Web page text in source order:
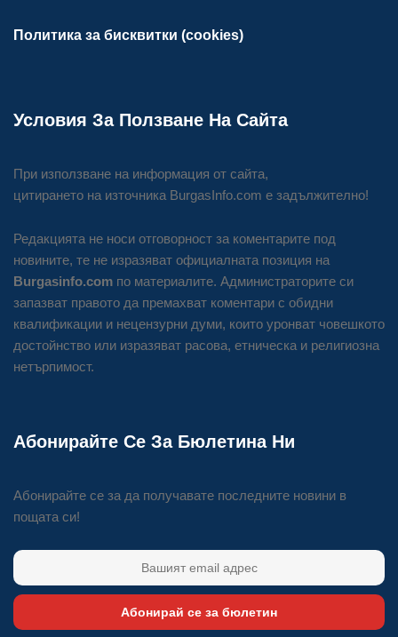
Политика за бисквитки (cookies)
Условия За Ползване На Сайта
При използване на информация от сайта,
цитирането на източника BurgasInfo.com е задължително!
Редакцията не носи отговорност за коментарите под
новините, те не изразяват официалната позиция на
Burgasinfo.com по материалите. Администраторите си
запазват правото да премахват коментари с обидни
квалификации и нецензурни думи, които уронват човешкото
достойнство или изразяват расова, етническа и религиозна
нетърпимост.
Абонирайте Се За Бюлетина Ни
Абонирайте се за да получавате последните новини в
пощата си!
Абонирай се за бюлетин